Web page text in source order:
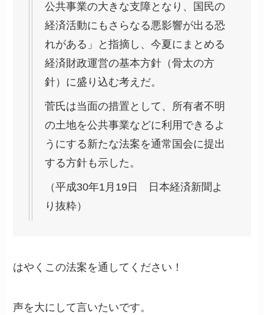
公共事業の大きな支障となり、国民の
経済活動にもさらなる悪影響が出る恐
れがある」と指摘し、今夏にまとめる
経済財政運営の基本方針（骨太の方
針）に盛り込む考えだ。
菅氏は当面の措置として、所有者不明
の土地を公共事業などに利用できるよ
うにする新たな法案を通常国会に提出
する方針も示した。
（平成30年1月19日 日本経済新聞よ
り抜粋）
はやくこの法案を通してください！
声を大にして言いたいです。